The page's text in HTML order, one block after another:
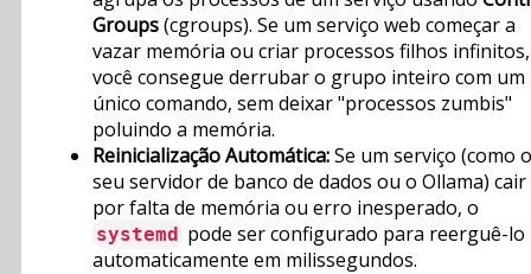
Groups(cgroups). Se um serviço web começar a
vazar memória ou criar processos filhos infinitos,
você consegue derrubar o grupo inteiro com um
único comando, sem deixar "processos zumbis"
poluindo a memória.
Reinicialização Automática:Se um serviço (como o
seu servidor de banco de dados ou o Ollama) cair
por falta de memória ou erro inesperado, o
systemd pode ser configurado para reerguê-lo
automaticamente em milissegundos.